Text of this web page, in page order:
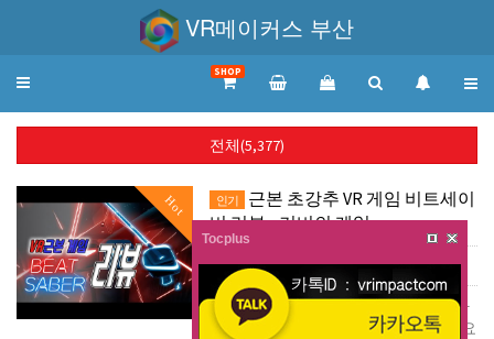
VR메이커스 부산
Toggle
SHOP
전체(5,377)
Hot 인기
근본 초강추 VR 게임 비트세이
버 리뷰 - 기비의 게임…
댓글 0 | 조회 647
피드백이나 게임 추천은 늘 환영합니다
!! 후원을 원하신다면 말리지는 않을게요
Tocplus